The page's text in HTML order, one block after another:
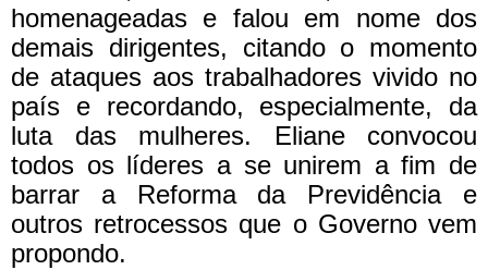
homenageadas e falou em nome dos
demais dirigentes, citando o momento
de ataques aos trabalhadores vivido no
país e recordando, especialmente, da
luta das mulheres. Eliane convocou
todos os líderes a se unirem a fim de
barrar a Reforma da Previdência e
outros retrocessos que o Governo vem
propondo.